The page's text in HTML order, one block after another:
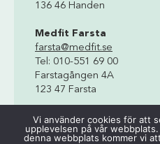
136 46 Handen
Medfit Farsta
farsta@medfit.se
Tel: 010-551 69 00
Farstagången 4A
123 47 Farsta
Vi använder cookies för att
upplevelsen på vår
denna webbplats kommer vi